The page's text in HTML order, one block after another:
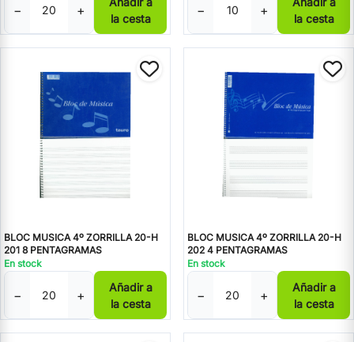
− +
la cesta
− +
la cesta
BLOC MUSICA 4º ZORRILLA 20-H
201 8 PENTAGRAMAS
En stock
− +
Añadir a
la cesta
BLOC MUSICA 4º ZORRILLA 20-H
202 4 PENTAGRAMAS
En stock
− +
Añadir a
la cesta